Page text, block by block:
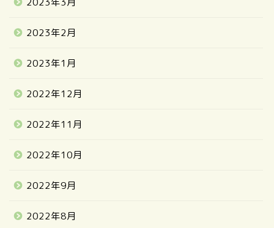
2023年2月
2023年1月
2022年12月
2022年11月
2022年10月
2022年9月
2022年8月